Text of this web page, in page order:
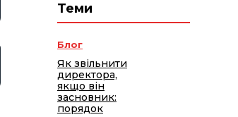
Теми
Блог
Як звільнити
директора,
якщо він
засновник:
порядок